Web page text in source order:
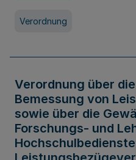
Verordnung
Verordnung über
Bemessung von
sowie über die
Forschungs- und